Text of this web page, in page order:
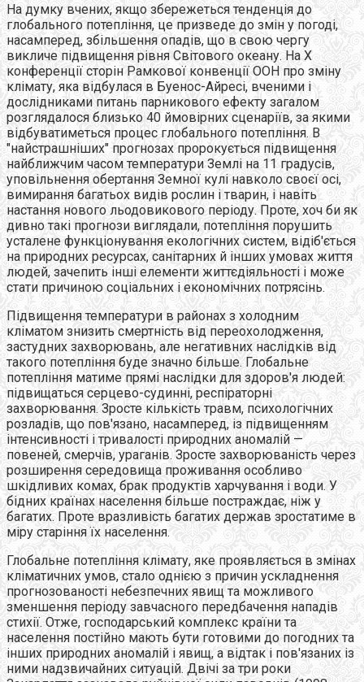
На думку вчених, якщо збережеться тенденція до
глобального потепління, це призведе до змін у погоді,
насамперед, збільшення опадів, що в свою чергу
викличе підвищення рівня Світового океану. На Х
конференції сторін Рамкової конвенції ООН про зміну
клімату, яка відбулася в Буенос-Айресі, вченими і
дослідниками питань парникового ефекту загалом
розглядалося близько 40 ймовірних сценаріїв, за якими
відбуватиметься процес глобального потепління. В
"найстрашніших" прогнозах пророкується підвищення
найближчим часом температури Землі на 11 градусів,
уповільнення обертання Земної кулі навколо своєї осі,
вимирання багатьох видів рослин і тварин, і навіть
настання нового льодовикового періоду. Проте, хоч би як
дивно такі прогнози виглядали, потепління порушить
усталене функціонування екологічних систем, відіб'ється
на природних ресурсах, санітарних й інших умовах життя
людей, зачепить інші елементи життєдіяльності і може
стати причиною соціальних і економічних потрясінь.
Підвищення температури в районах з холодним
кліматом знизить смертність від переохолодження,
застудних захворювань, але негативних наслідків від
такого потепління буде значно більше. Глобальне
потепління матиме прямі наслідки для здоров'я людей:
підвищаться серцево-судинні, респіраторні
захворювання. Зросте кількість травм, психологічних
розладів, що пов'язано, насамперед, із підвищенням
інтенсивності і тривалості природних аномалій —
повеней, смерчів, ураганів. Зросте захворюваність через
розширення середовища проживання особливо
шкідливих комах, брак продуктів харчування і води. У
бідних країнах населення більше постраждає, ніж у
багатих. Проте вразливість багатих держав зростатиме в
міру старіння їх населення.
Глобальне потепління клімату, яке проявляється в змінах
кліматичних умов, стало однією з причин ускладнення
прогнозованості небезпечних явищ та можливого
зменшення періоду завчасного передбачення нападів
стихії. Отже, господарський комплекс країни та
населення постійно мають бути готовими до погодних та
інших природних аномалій і явищ, а відтак і пов'язаних із
ними надзвичайних ситуацій. Двічі за три роки